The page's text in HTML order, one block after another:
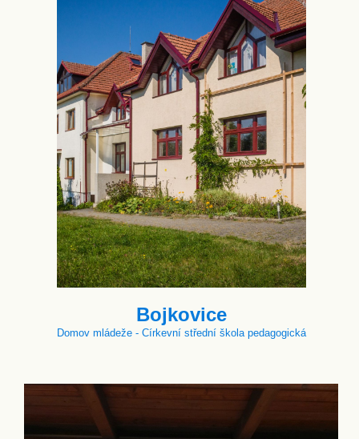
Bojkovice
Domov mládeže - Církevní střední škola pedagogická